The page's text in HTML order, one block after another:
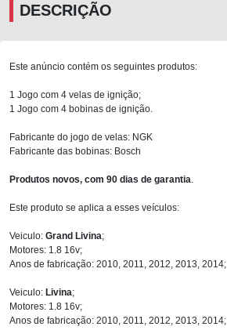
DESCRIÇÃO
Este anúncio contém os seguintes produtos:
1 Jogo com 4 velas de ignição;
1 Jogo com 4 bobinas de ignição.
Fabricante do jogo de velas: NGK
Fabricante das bobinas: Bosch
Produtos novos, com 90 dias de garantia
Este produto se aplica a esses veículos:
Veiculo: Grand Livina;
Motores: 1.8 16v;
Anos de fabricação: 2010, 2011, 2012, 2013, 2014;
Veiculo: Livina;
Motores: 1.8 16v;
Anos de fabricação: 2010, 2011, 2012, 2013, 2014;